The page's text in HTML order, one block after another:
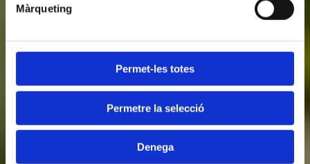
Màrqueting
Permet-les totes
Permetre la selecció
Denega